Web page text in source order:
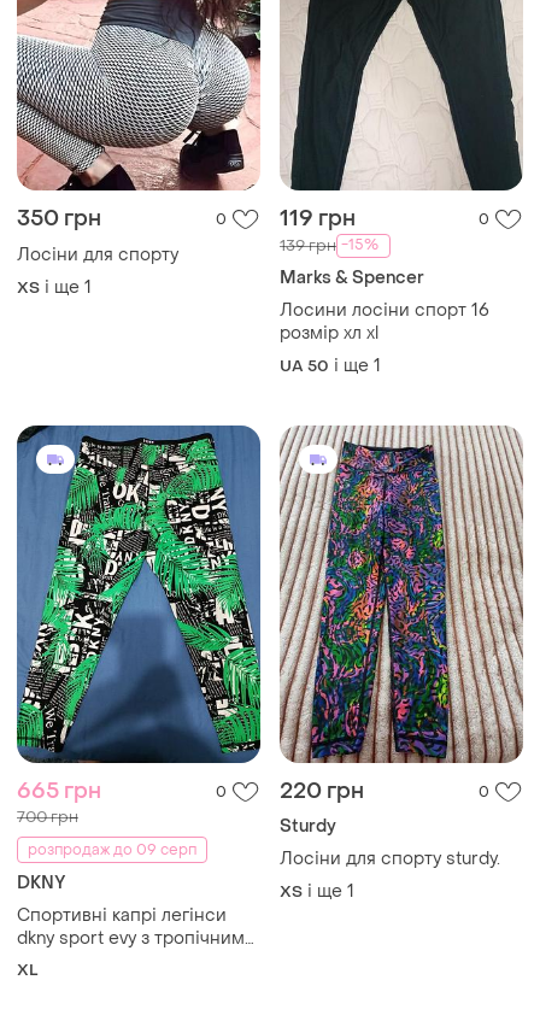
350 грн 0
Лосіни для спорту
ХS і ще 1
119 грн 0
139 грн -15%
Marks & Spencer
Лосини лосіни спорт 16
розмір хл xl
UA 50 і ще 1
665 грн 0
700 грн
розпродаж до 09 серп
DKNY
Спортивні капрі легінси
dkny sport evy з тропічним
принтом
XL
220 грн 0
Sturdy
Лосіни для спорту sturdy.
ХS і ще 1